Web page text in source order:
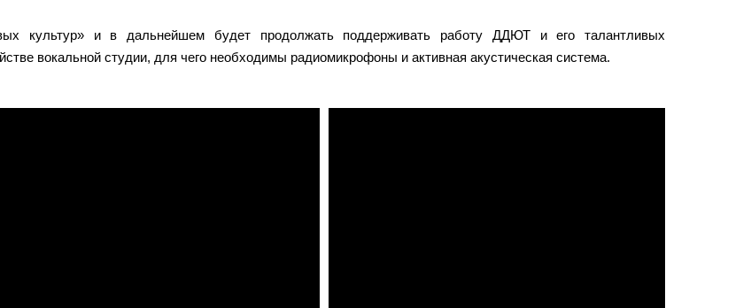
культур» и в дальнейшем будет продолжать поддерживать работу ДДЮТ и его талантливых
вокальной студии, для чего необходимы радиомикрофоны и активная акустическая система.